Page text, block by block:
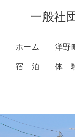
一般社
ホーム 洋野
宿 泊 体